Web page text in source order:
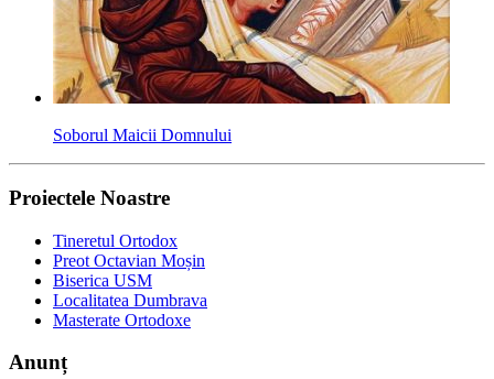
Soborul Maicii Domnului
Proiectele Noastre
Tineretul Ortodox
Preot Octavian Moșin
Biserica USM
Localitatea Dumbrava
Masterate Ortodoxe
Anunț